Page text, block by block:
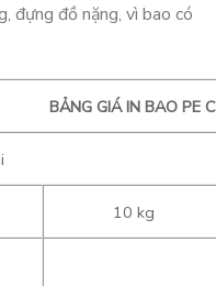
đựng đồ nặng, vì bao có
BẢNG GIÁ IN BAO PE
10 kg